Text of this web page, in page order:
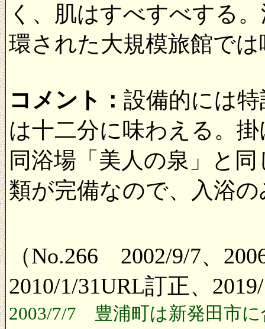
く、肌はすべすべする
環された大規模旅館で
コメント： 設備的には
は十二分に味わえる。
同浴場「美人の泉」と
類が完備なので、入浴
（No.266 2002/9/7、
2010/1/31URL訂正、
2003/7/7 豊浦町は新発田市